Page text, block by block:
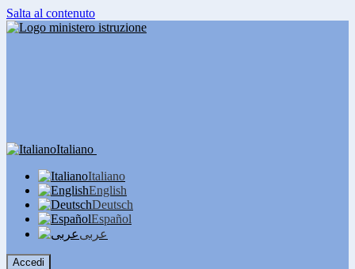
Salta al contenuto
Italiano
Italiano
English
Deutsch
Español
عربى
Accedi